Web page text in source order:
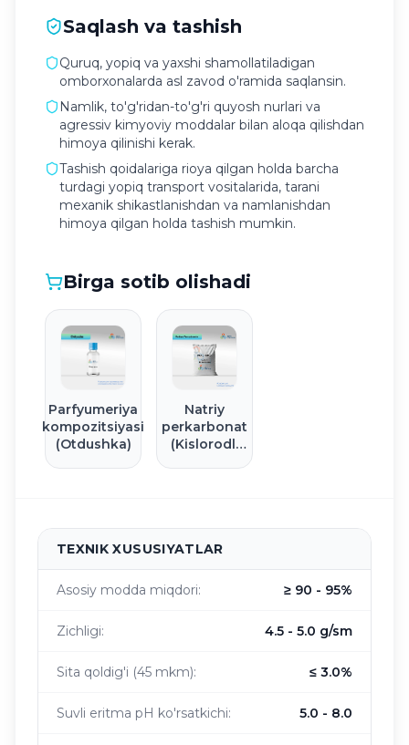
Saqlash va tashish
Quruq, yopiq va yaxshi shamollatiladigan
omborxonalarda asl zavod o'ramida saqlansin.
Namlik, to'g'ridan-to'g'ri quyosh nurlari va
agressiv kimyoviy moddalar bilan aloqa qilishdan
himoya qilinishi kerak.
Tashish qoidalariga rioya qilgan holda barcha
turdagi yopiq transport vositalarida, tarani
mexanik shikastlanishdan va namlanishdan
himoya qilgan holda tashish mumkin.
Birga sotib olishadi
Parfyumeriya
kompozitsiyasi
(Otdushka)
Natriy
perkarbonat
(Kislorodli
TEXNIK XUSUSIYATLAR
Asosiy modda miqdori: ≥ 90 - 95%
Zichligi: 4.5 - 5.0 g/sm
Sita qoldig'i (45 mkm): ≤ 3.0%
Suvli eritma pH ko'rsatkichi: 5.0 - 8.0